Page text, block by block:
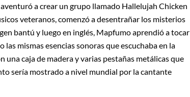
a crear un grupo llamado Hallelujah Chicken
veteranos, comenzó a desentrañar los misterios
bantú y luego en inglés, Mapfumo aprendió a tocar
mismas esencias sonoras que escuchaba en la
una caja de madera y varias pestañas metálicas que
sería mostrado a nivel mundial por la cantante